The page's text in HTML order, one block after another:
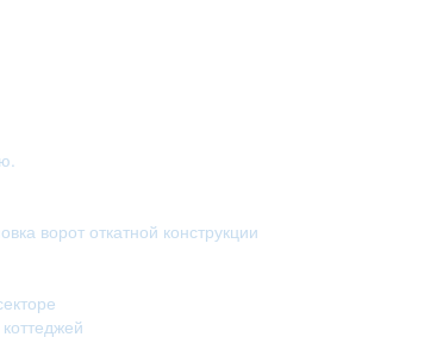
ворот откатной конструкции